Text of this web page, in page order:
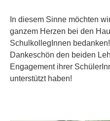
In diesem Sinne möchten
ganzem Herzen bei den
SchulkollegInnen
Dankeschön den beiden
Engagement ihrer
unterstützt haben!